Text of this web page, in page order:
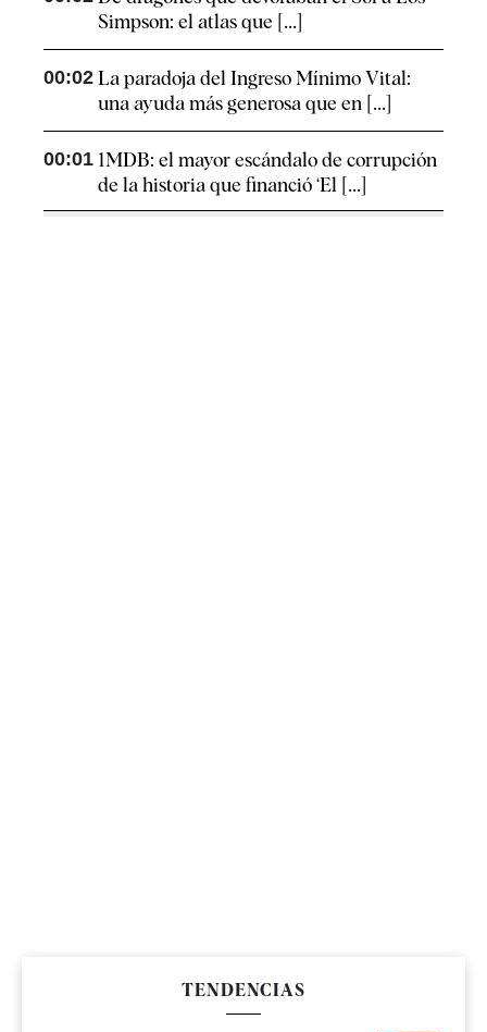
Simpson: el atlas que [...]
00:02 La paradoja del Ingreso Mínimo Vital:
una ayuda más generosa que en [...]
00:01 1MDB: el mayor escándalo de corrupción
de la historia que financió ‘El [...]
TENDENCIAS